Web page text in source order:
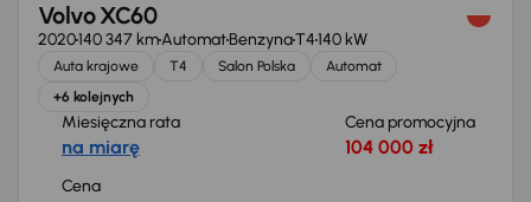
Volvo XC60
2020140 347 kmAutomatBenzynaT4140 kW
Auta krajowe T4 Salon Polska
Automat
+6 kolejnych
Miesięczna rata
na miarę
Cena promocyjna
104 000 zł
Cena